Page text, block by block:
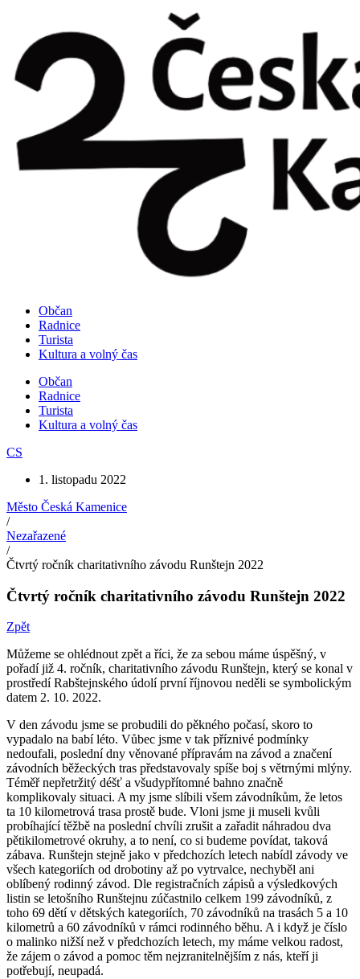
obsahu
Občan
Radnice
Turista
Kultura a volný čas
Občan
Radnice
Turista
Kultura a volný čas
CS
1. listopadu 2022
Město Česká Kamenice
/
Nezařazené
/
Čtvrtý ročník charitativního závodu Runštejn 2022
Čtvrtý ročník charitativního závodu Runštejn 2022
Zpět
Můžeme se ohlédnout zpět a říci, že za sebou máme úspěšný, v
pořadí již 4. ročník, charitativního závodu Runštejn, který se konal v
prostředí Rabštejnského údolí první říjnovou neděli se symbolickým
datem 2. 10. 2022.
V den závodu jsme se probudili do pěkného počasí, skoro to
vypadalo na babí léto. Vůbec jsme v tak příznivé podmínky
nedoufali, poslední dny věnované přípravám na závod a značení
závodních běžeckých tras představovaly spíše boj s větrnými mlýny.
Téměř nepřetržitý déšť a všudypřítomné bahno značně
komplikovaly situaci. A my jsme slíbili všem závodníkům, že letos
ta 10 kilometrová trasa prostě bude. Vloni jsme ji museli kvůli
probíhající těžbě na poslední chvíli zrušit a zařadit náhradou dva
pětikilometrové okruhy, a to není, co si budeme povídat, taková
zábava. Runštejn stejně jako v předchozích letech nabídl závody ve
všech kategoriích od drobotiny až po vytrvalce, nechyběl ani
oblíbený rodinný závod. Dle registračních zápisů a výsledkových
listin se letošního Runštejnu zúčastnilo celkem 199 závodníků, z
toho 69 dětí v dětských kategoriích, 70 závodníků na trasách 5 a 10
kilometrů a 60 závodníků v rámci rodinného běhu. A i když je číslo
o malinko nižší než v předchozích letech, my máme velkou radost,
že zájem o závod a pomoc těm nejzranitelnějším z nás, kteří ji
potřebují, neupadá.